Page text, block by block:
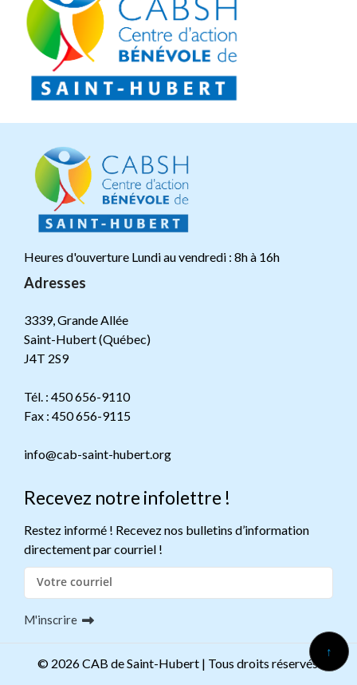
Heures d'ouverture Lundi au vendredi : 8h à 16h
Adresses
3339, Grande Allée
Saint-Hubert (Québec)
J4T 2S9
Tél. : 450 656-9110
Fax : 450 656-9115
info@cab-saint-hubert.org
Recevez notre infolettre !
Restez informé ! Recevez nos bulletins d’information
directement par courriel !
M'inscrire
© 2026 CAB de Saint-Hubert | Tous droits réservés.